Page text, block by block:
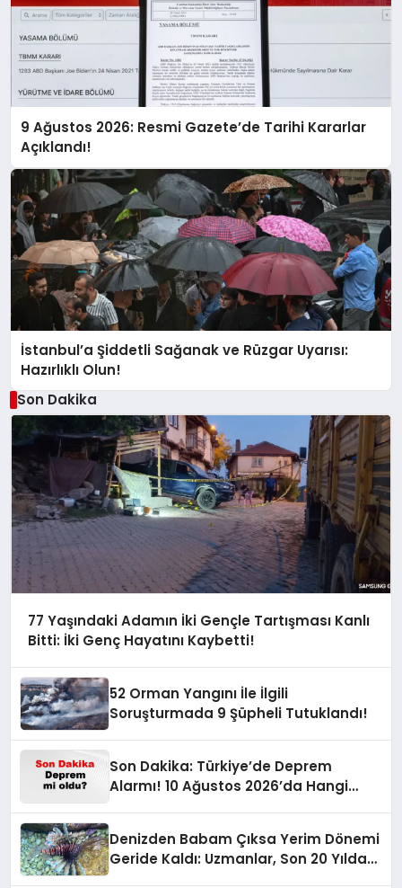
9 Ağustos 2026: Resmi Gazete’de Tarihi Kararlar
Açıklandı!
İstanbul’a Şiddetli Sağanak ve Rüzgar Uyarısı:
Hazırlıklı Olun!
Son Dakika
77 Yaşındaki Adamın İki Gençle Tartışması Kanlı
Bitti: İki Genç Hayatını Kaybetti!
52 Orman Yangını İle İlgili
Soruşturmada 9 Şüpheli Tutuklandı!
Son Dakika: Türkiye’de Deprem
Alarmı! 10 Ağustos 2026’da Hangi
Denizden Babam Çıksa Yerim Dönemi
Geride Kaldı: Uzmanlar, Son 20 Yılda